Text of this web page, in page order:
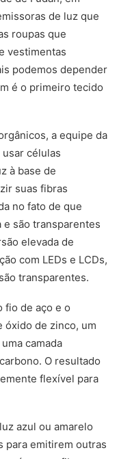
de luz que
roupas que
vestimentas
podemos depender
é o primeiro tecido
a equipe da
células
à base de
suas fibras
no fato de que
e são transparentes
elevada de
com LEDs e LCDs,
transparentes.
fio de aço e o
óxido de zinco, um
camada
O resultado
flexível para
azul ou amarelo
para emitirem outras